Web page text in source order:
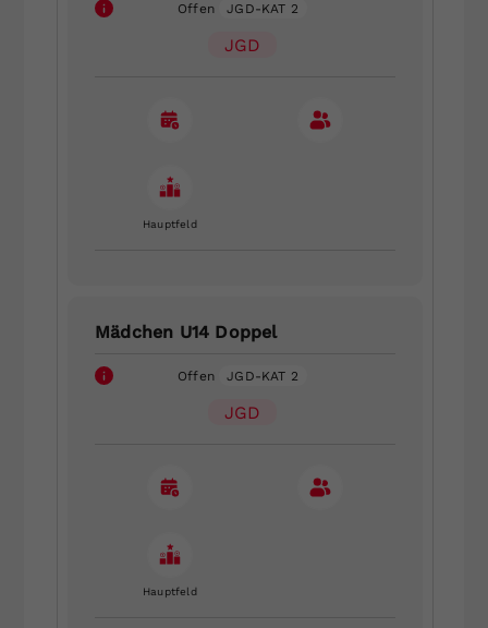
Offen JGD-KAT 2
JGD
Hauptfeld
Mädchen U14 Doppel
Offen JGD-KAT 2
JGD
Hauptfeld